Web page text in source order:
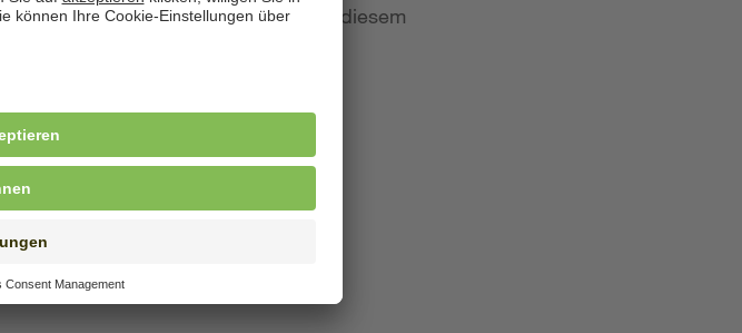
Bewerbungsunterlagen. Aus diesem
Inhalten
Notenspiegel